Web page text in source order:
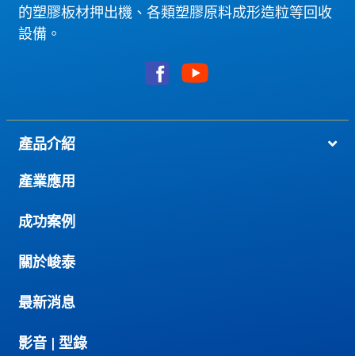
的塑膠板材押出機、各類塑膠原料成形造粒等回收
設備。
產品介紹
產業應用
成功案例
關於峻泰
最新消息
影音 | 型錄